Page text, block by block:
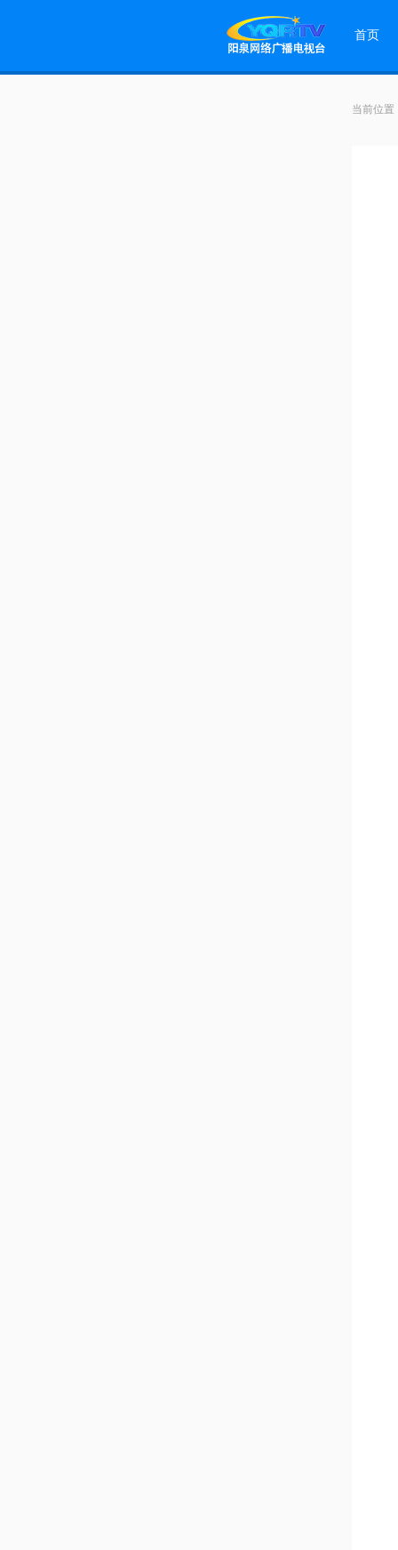
首页
当前位置